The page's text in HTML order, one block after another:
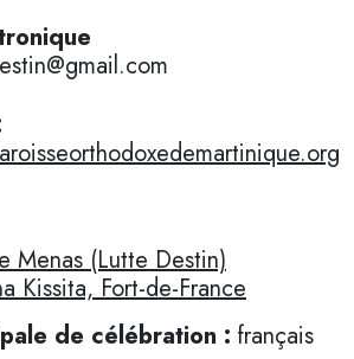
Menas (Lutte Destin)
Kissita, Fort-de-France
de célébration : français